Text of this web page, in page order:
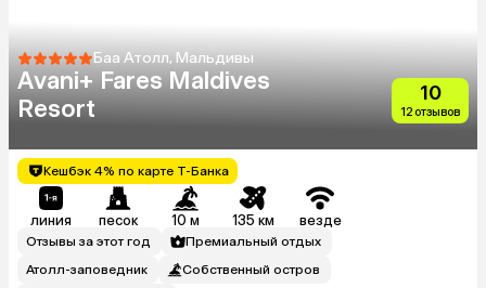
Баа Атолл, Мальдивы
Avani+ Fares Maldives
Resort
10
12 отзывов
Кешбэк 4% по карте Т-Банка
линия песок 10 м 135 км везде
Отзывы за этот год
Премиальный отдых
Атолл-заповедник
Собственный остров